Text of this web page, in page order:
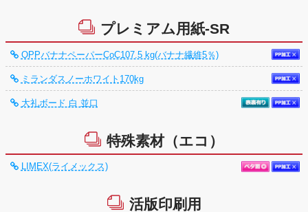
プレミアム用紙-SR
OPPバナナペーパーCoC107.5 kg(バナナ繊維5％)
ミランダスノーホワイト170kg
大礼ボード 白 並口
特殊素材（エコ）
LIMEX(ライメックス)
活版印刷用